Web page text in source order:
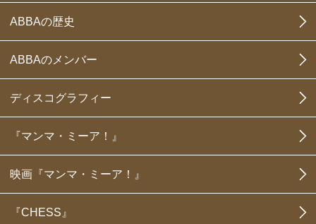
ABBAの歴史
ABBAのメンバー
ディスコグラフィー
『マンマ・ミーア！』
映画『マンマ・ミーア！』
『CHESS』